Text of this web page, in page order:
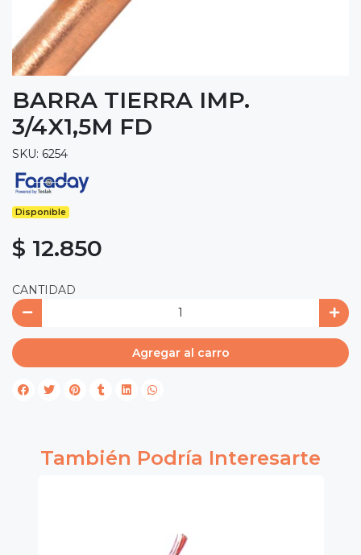
BARRA TIERRA IMP.
3/4X1,5M FD
SKU: 6254
Disponible
$ 12.850
CANTIDAD
Agregar al carro
También Podría Interesarte